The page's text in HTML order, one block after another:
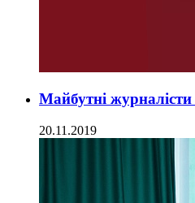
Майбутні
20.11.2019